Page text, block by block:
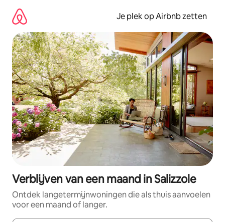
direct
naar
inhoud
Je plek op Airbnb zetten
Verblijven van een maand in Salizzole
Ontdek langetermijnwoningen die als thuis aanvoelen
voor een maand of langer.